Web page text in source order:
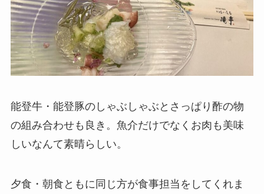
能登牛・能登豚のしゃぶしゃぶとさっぱり酢の物
の組み合わせも良き。魚介だけでなくお肉も美味
しいなんて素晴らしい。
夕食・朝食ともに同じ方が食事担当をしてくれま